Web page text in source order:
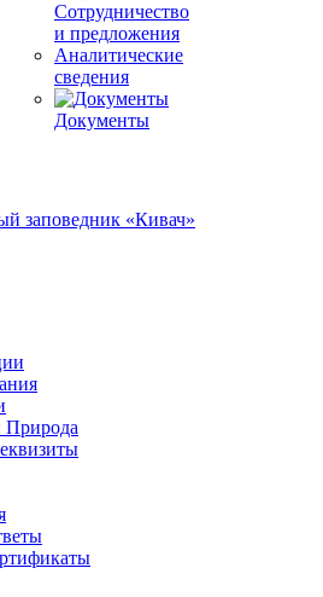
Сотрудничество
и предложения
Аналитические
сведения
Документы
Природа